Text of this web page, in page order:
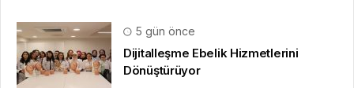
5 gün önce
Dijitalleşme Ebelik Hizmetlerini
Dönüştürüyor